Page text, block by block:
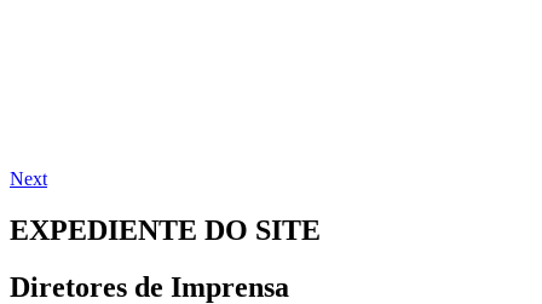
Next
EXPEDIENTE DO SITE
Diretores de Imprensa